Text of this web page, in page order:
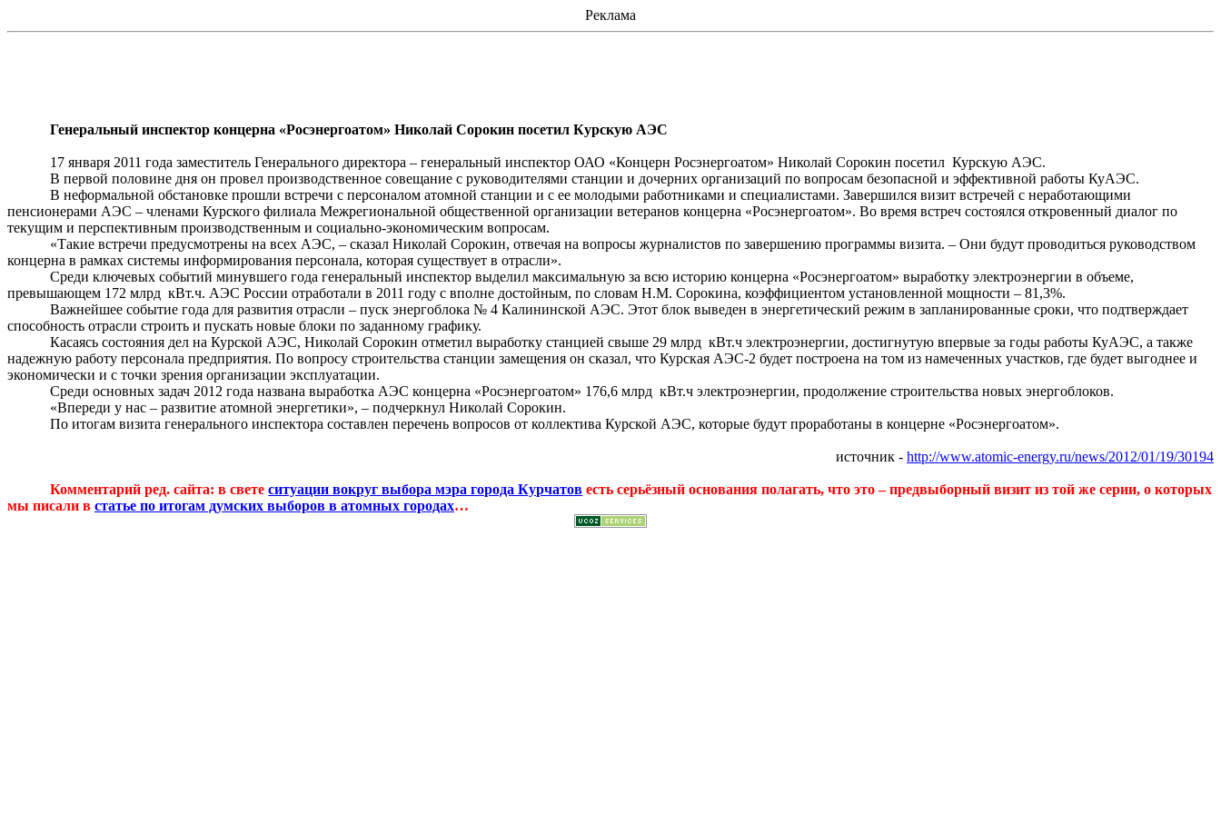
Реклама
Генеральный инспектор концерна «Росэнергоатом» Николай Сорокин посетил Курскую АЭС
17 января 2011 года заместитель Генерального директора – генеральный инспектор ОАО «КонцернРосэнергоатом» Николай Сорокин посетил Курскую АЭС.
В первой половине дня он провел производственное совещание с руководителями станции и дочерних организаций по вопросам безопасной и эффективной работыКуАЭС.
В неформальной обстановке прошли встречи с персоналом атомной станции и с ее молодыми работниками и специалистами. Завершился визит встречей с неработающими
пенсионерами АЭС – членами Курского филиала Межрегиональной общественной организации ветеранов концерна «Росэнергоатом». Во время встреч состоялся откровенный диалог по
текущим и перспективным производственным и социально-экономическим вопросам.
«Такие встречи предусмотрены на всех АЭС, – сказал Николай Сорокин, отвечая на вопросы журналистов по завершению программы визита. – Они будут проводиться руководством
концерна в рамках системы информирования персонала, которая существует в отрасли».
Среди ключевых событий минувшего года генеральный инспектор выделил максимальную за всю историю концерна «Росэнергоатом» выработку электроэнергии в объеме,
превышающем 172 млрд кВт.ч. АЭС России отработали в 2011 году с вполне достойным, по словам Н.М. Сорокина, коэффициентом установленной мощности – 81,3%.
Важнейшее событие года для развития отрасли – пуск энергоблока № 4 Калининской АЭС. Этот блок выведен в энергетический режим в запланированные сроки, что подтверждает
способность отрасли строить и пускать новые блоки по заданному графику.
Касаясь состояния дел на Курской АЭС, Николай Сорокин отметил выработку станцией свыше 29млрд кВт.ч электроэнергии, достигнутую впервые за годы работыКуАЭС, а также
надежную работу персонала предприятия. По вопросу строительства станции замещения он сказал, что Курская АЭС-2 будет построена на том из намеченных участков, где будет выгоднее и
экономически и с точки зрения организации эксплуатации.
Среди основных задач 2012 года названа выработка АЭС концерна «Росэнергоатом» 176,6млрд кВт.ч электроэнергии, продолжение строительства новых энергоблоков.
«Впереди у нас – развитие атомной энергетики», – подчеркнул Николай Сорокин.
По итогам визита генерального инспектора составлен перечень вопросов от коллектива Курской АЭС, которые будут проработаны в концерне «Росэнергоатом».
источник - http://www.atomic-energy.ru/news/2012/01/19/30194
Комментарий ред. сайта: в светеситуации вокруг выбора мэра города Курчатов есть серьёзный основания полагать, что это – предвыборный визит из той же серии, о которых
мы писали в статье по итогам думских выборов в атомных городах…